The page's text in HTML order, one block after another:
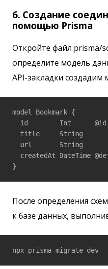
6. Создание
помощью Prisma
Откройте файл prisma/
определите модель
API-закладки создадим
model Bookmark {
id        Int
  title     String
  url       String
createdAt DateTime
}
После определения
к базе данных,
npx prisma migrate dev